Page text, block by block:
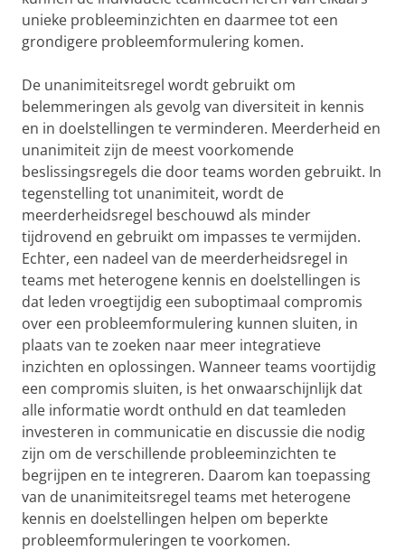
unieke probleeminzichten en daarmee tot een
grondigere probleemformulering komen.
De unanimiteitsregel wordt gebruikt om
belemmeringen als gevolg van diversiteit in kennis
en in doelstellingen te verminderen. Meerderheid en
unanimiteit zijn de meest voorkomende
beslissingsregels die door teams worden gebruikt. In
tegenstelling tot unanimiteit, wordt de
meerderheidsregel beschouwd als minder
tijdrovend en gebruikt om impasses te vermijden.
Echter, een nadeel van de meerderheidsregel in
teams met heterogene kennis en doelstellingen is
dat leden vroegtijdig een suboptimaal compromis
over een probleemformulering kunnen sluiten, in
plaats van te zoeken naar meer integratieve
inzichten en oplossingen. Wanneer teams voortijdig
een compromis sluiten, is het onwaarschijnlijk dat
alle informatie wordt onthuld en dat teamleden
investeren in communicatie en discussie die nodig
zijn om de verschillende probleeminzichten te
begrijpen en te integreren. Daarom kan toepassing
van de unanimiteitsregel teams met heterogene
kennis en doelstellingen helpen om beperkte
probleemformuleringen te voorkomen.